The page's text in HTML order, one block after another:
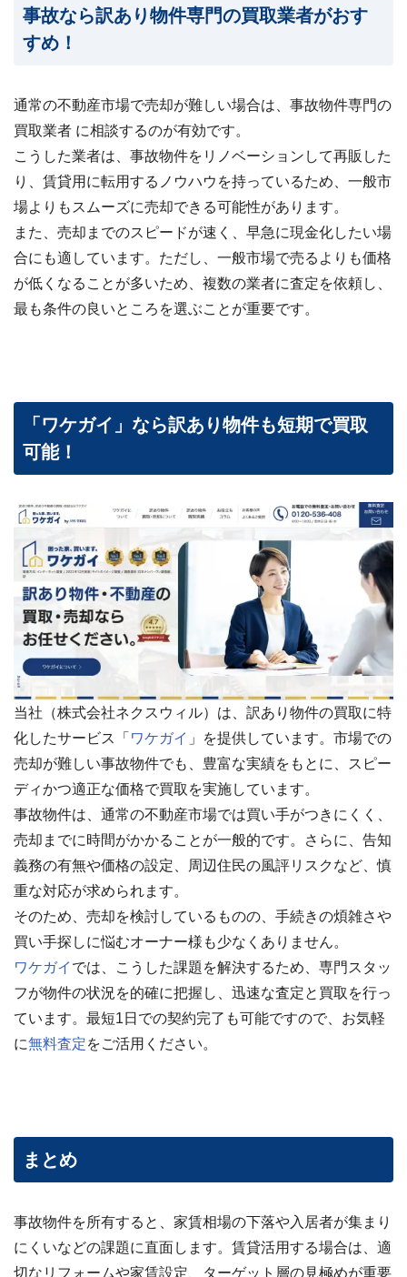
事故なら訳あり物件専門の買取業者がおす
すめ！
通常の不動産市場で売却が難しい場合は、事故物件専門の
買取業者 に相談するのが有効です。
こうした業者は、事故物件をリノベーションして再販した
り、賃貸用に転用するノウハウを持っているため、一般市
場よりもスムーズに売却できる可能性があります。
また、売却までのスピードが速く、早急に現金化したい場
合にも適しています。ただし、一般市場で売るよりも価格
が低くなることが多いため、複数の業者に査定を依頼し、
最も条件の良いところを選ぶことが重要です。
「ワケガイ」なら訳あり物件も短期で買取
可能！
当社（株式会社ネクスウィル）は、訳あり物件の買取に特
化したサービス「 ワケガイ 」を提供しています。市場での
売却が難しい事故物件でも、豊富な実績をもとに、スピー
ディかつ適正な価格で買取を実施しています。
事故物件は、通常の不動産市場では買い手がつきにくく、
売却までに時間がかかることが一般的です。さらに、告知
義務の有無や価格の設定、周辺住民の風評リスクなど、慎
重な対応が求められます。
そのため、売却を検討しているものの、手続きの煩雑さや
買い手探しに悩むオーナー様も少なくありません。
ワケガイ では、こうした課題を解決するため、専門スタッ
フが物件の状況を的確に把握し、迅速な査定と買取を行っ
ています。最短1日での契約完了も可能ですので、お気軽
に無料査定をご活用ください。
まとめ
事故物件を所有すると、家賃相場の下落や入居者が集まり
にくいなどの課題に直面します。賃貸活用する場合は、適
切なリフォームや家賃設定、ターゲット層の見極めが重要